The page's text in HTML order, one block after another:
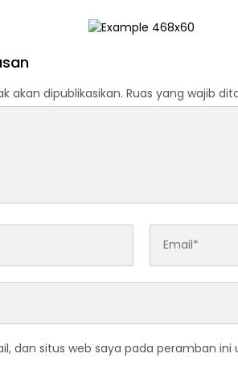
akan dipublikasikan. Ruas yang wajib
dan situs web saya pada peramban